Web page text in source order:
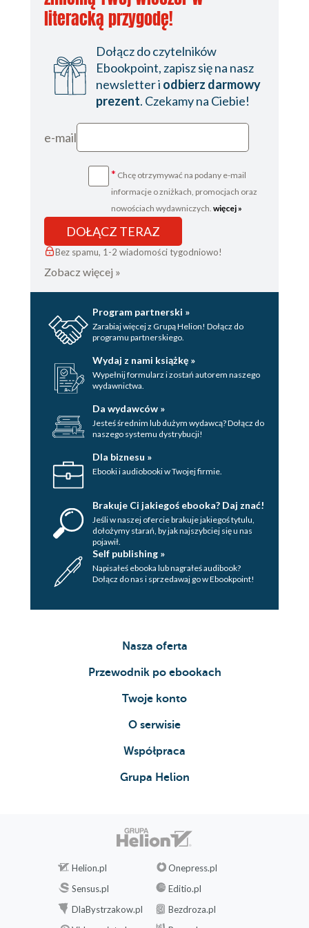
literacką przygodę!
Dołącz do czytelników
Ebookpoint, zapisz się na nasz
newsletter i odbierz darmowy
prezent. Czekamy na Ciebie!
e-mail
* Chcę otrzymywać na podany e-mail
informacje o zniżkach, promocjach oraz
nowościach wydawniczych. więcej »
DOŁĄCZ TERAZ
Bez spamu, 1-2 wiadomości tygodniowo!
Zobacz więcej »
Program partnerski »
Zarabiaj więcej z Grupą Helion! Dołącz do
programu partnerskiego.
Wydaj z nami książkę »
Wypełnij formularz i zostań autorem naszego
wydawnictwa.
Da wydawców »
Jesteś średnim lub dużym wydawcą? Dołącz do
naszego systemu dystrybucji!
Dla biznesu »
Ebooki i audiobooki w Twojej firmie.
Brakuje Ci jakiegoś ebooka? Daj znać!
Jeśli w naszej ofercie brakuje jakiegoś tytulu,
dołożymy starań, by jak najszybciej się u nas
pojawił.
Self publishing »
Napisałeś ebooka lub nagrałeś audibook?
Dołącz do nas i sprzedawaj go w Ebookpoint!
Nasza oferta
Przewodnik po ebookach
Twoje konto
O serwisie
Współpraca
Grupa Helion
Helion.pl
Onepress.pl
Sensus.pl
Editio.pl
DlaBystrzakow.pl
Bezdroza.pl